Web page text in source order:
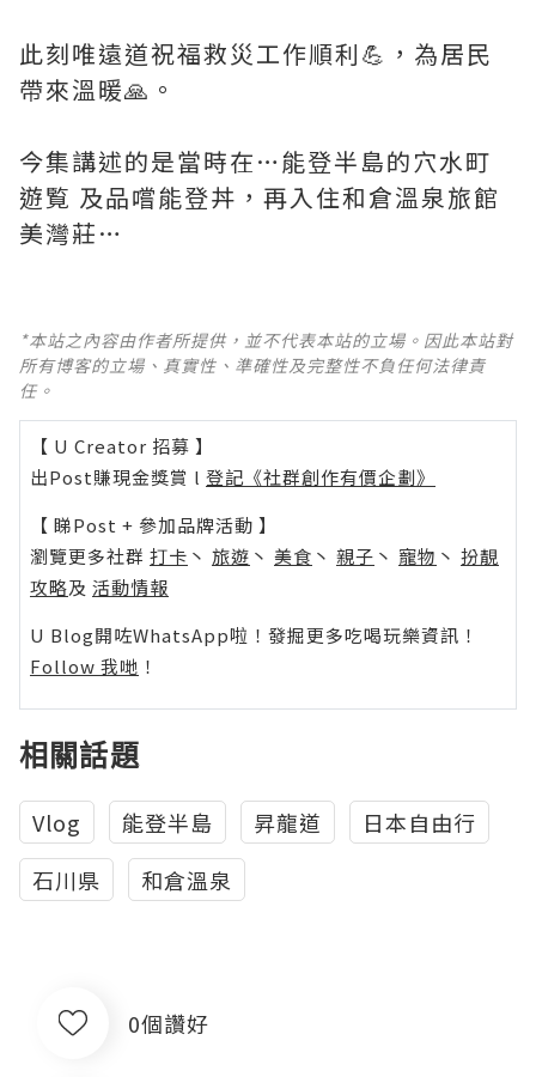
此刻唯遠道祝福救災工作順利💪，為居民
帶來溫暖🙏。
今集講述的是當時在…能登半島的穴水町
遊覧 及品嚐能登丼，再入住和倉溫泉旅館
*本站之內容由作者所提供，並不代表本站的立場。因此本站對
所有博客的立場、真實性、準確性及完整性不負任何法律責
任。
【 U Creator 招募 】
出Post賺現金獎賞 l 登記《社群創作有價企劃》
【 睇Post + 參加品牌活動 】
瀏覽更多社群 打卡 丶 旅遊 丶 美食 丶 親子 丶 寵物 丶 扮靚
攻略及 活動情報
U Blog開咗WhatsApp啦！發掘更多吃喝玩樂資訊！
Follow 我哋 ！
相關話題
Vlog 能登半島 昇龍道
日本自由行
石川県
和倉溫泉
0個讚好